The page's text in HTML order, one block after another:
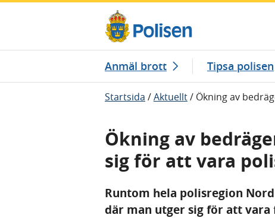
Anmäl brott Tipsa polisen
Startsida /Aktuellt/ Ökning av
Ökning av
sig för att vara
Runtom hela polisregion
där man utger sig för att vara